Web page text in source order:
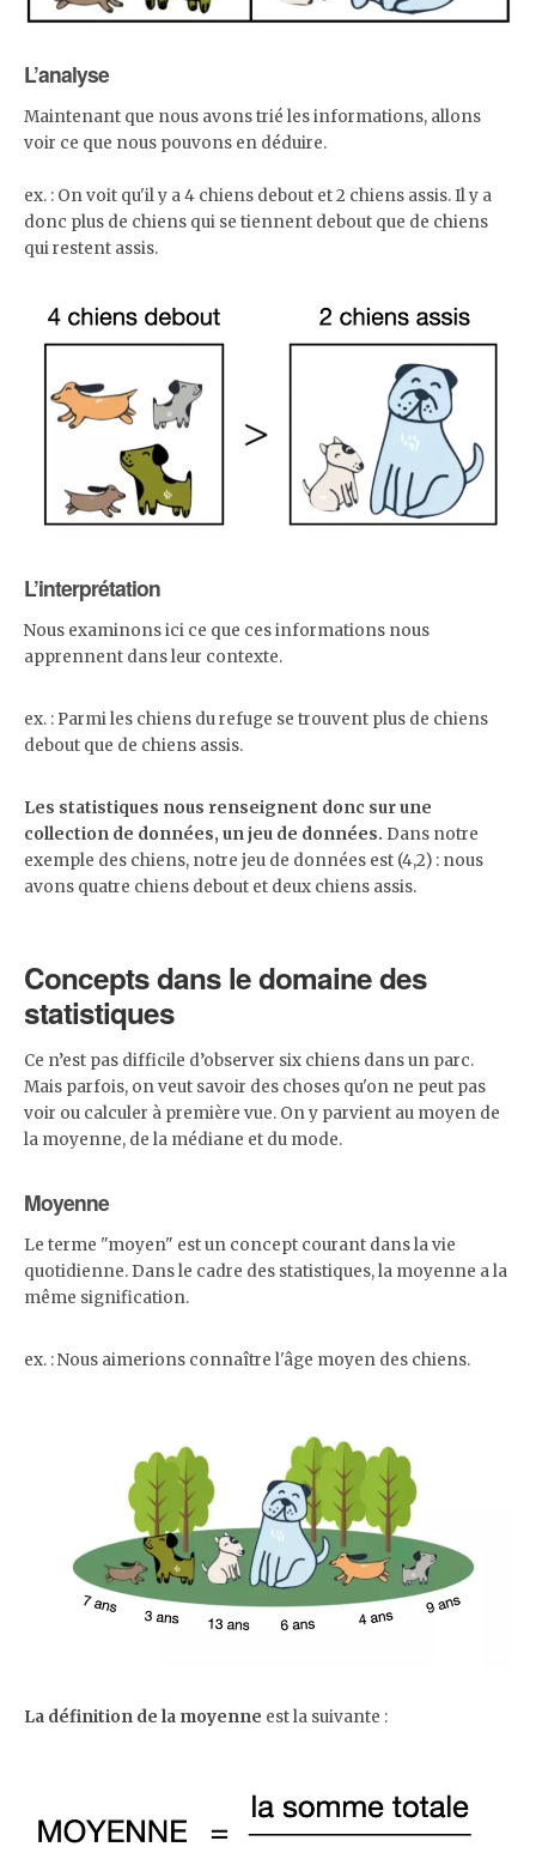
L’analyse
Maintenant que nous avons trié les informations, allons
voir ce que nous pouvons en déduire.
ex. : On voit qu'il y a 4 chiens debout et 2 chiens assis. Il y a
donc plus de chiens qui se tiennent debout que de chiens
qui restent assis.
L’interprétation
Nous examinons ici ce que ces informations nous
apprennent dans leur contexte.
ex. : Parmi les chiens du refuge se trouvent plus de chiens
debout que de chiens assis.
Les statistiques nous renseignent donc sur une
collection de données, un jeu de données. Dans notre
exemple des chiens, notre jeu de données est (4,2) : nous
avons quatre chiens debout et deux chiens assis.
Concepts dans le domaine des
statistiques
Ce n’est pas difficile d’observer six chiens dans un parc.
Mais parfois, on veut savoir des choses qu'on ne peut pas
voir ou calculer à première vue. On y parvient au moyen de
la moyenne, de la médiane et du mode.
Moyenne
Le terme "moyen" est un concept courant dans la vie
quotidienne. Dans le cadre des statistiques, la moyenne a la
même signification.
ex. : Nous aimerions connaître l'âge moyen des chiens.
La définition de la moyenne est la suivante :